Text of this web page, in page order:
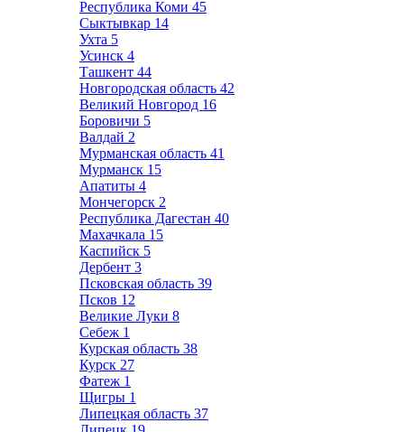
Республика Коми 45
Сыктывкар 14
Ухта 5
Усинск 4
Ташкент 44
Новгородская область 42
Великий Новгород 16
Боровичи 5
Валдай 2
Мурманская область 41
Мурманск 15
Апатиты 4
Мончегорск 2
Республика Дагестан 40
Махачкала 15
Каспийск 5
Дербент 3
Псковская область 39
Псков 12
Великие Луки 8
Себеж 1
Курская область 38
Курск 27
Фатеж 1
Щигры 1
Липецкая область 37